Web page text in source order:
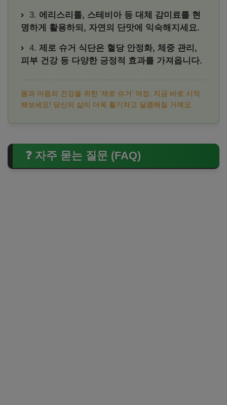
3. 에리스리톨, 스테비아 등 대체 감미료를 현
명하게 활용하되, 자연의 단맛에 익숙해지세요.
4. 제로 슈거 식단은 혈당 안정화, 체중 관리,
피부 건강 등 다양한 긍정적 효과를 가져옵니다.
몸과 마음의 건강을 위한 '제로 슈거' 여정, 지금 바로 시작
해보세요! 당신의 삶이 더욱 활기차고 달콤해질 거예요.
❓ 자주 묻는 질문 (FAQ)